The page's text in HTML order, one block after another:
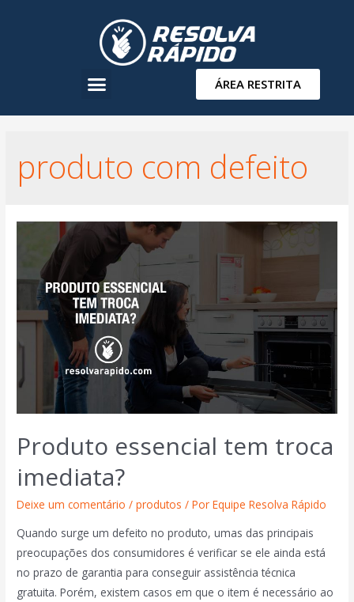
ÁREA RESTRITA
produto com defeito
Produto essencial tem troca
imediata?
Deixe um comentário /produtos / PorEquipe Resolva Rápido
Quando surge um defeito no produto, umas das principais
preocupações dos consumidores é verificar se ele ainda está
no prazo de garantia para conseguir assistência técnica
gratuita. Porém, existem casos em que o item é necessário ao